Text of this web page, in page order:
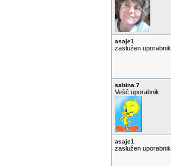
asaje1
zaslužen uporabnik
sabina.7
Vešč uporabnik
asaje1
zaslužen uporabnik